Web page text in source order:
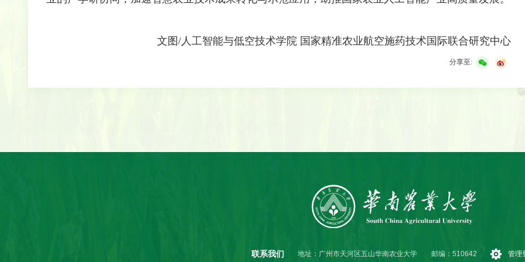
文图/人工智能与低空技术学院 国家精准农业航空施药技术国际联合研究中心
分享至:
联系我们 地址：广州市天河区五山华南农业大学 邮编：510642 管理